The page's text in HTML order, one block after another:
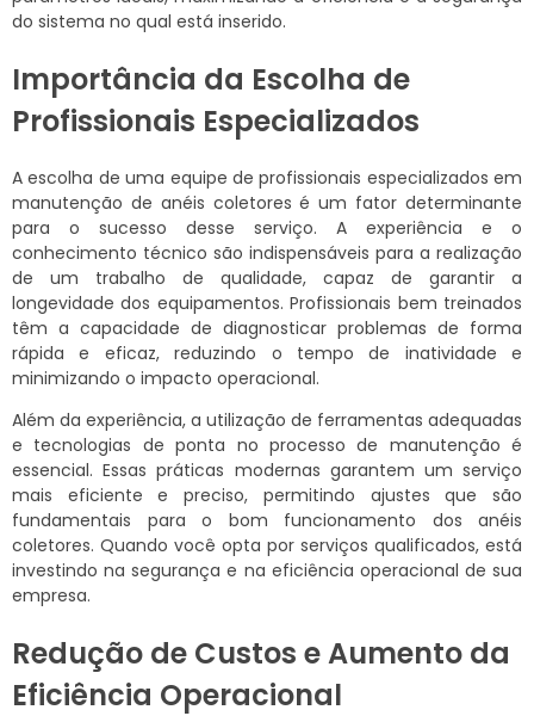
do sistema no qual está inserido.
Importância da Escolha de
Profissionais Especializados
A escolha de uma equipe de profissionais especializados em
manutenção de anéis coletores é um fator determinante
para o sucesso desse serviço. A experiência e o
conhecimento técnico são indispensáveis para a realização
de um trabalho de qualidade, capaz de garantir a
longevidade dos equipamentos. Profissionais bem treinados
têm a capacidade de diagnosticar problemas de forma
rápida e eficaz, reduzindo o tempo de inatividade e
minimizando o impacto operacional.
Além da experiência, a utilização de ferramentas adequadas
e tecnologias de ponta no processo de manutenção é
essencial. Essas práticas modernas garantem um serviço
mais eficiente e preciso, permitindo ajustes que são
fundamentais para o bom funcionamento dos anéis
coletores. Quando você opta por serviços qualificados, está
investindo na segurança e na eficiência operacional de sua
empresa.
Redução de Custos e Aumento da
Eficiência Operacional